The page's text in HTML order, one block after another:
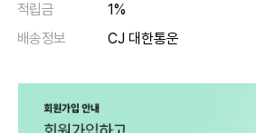
적립금
1%
배송정보
CJ 대한통운